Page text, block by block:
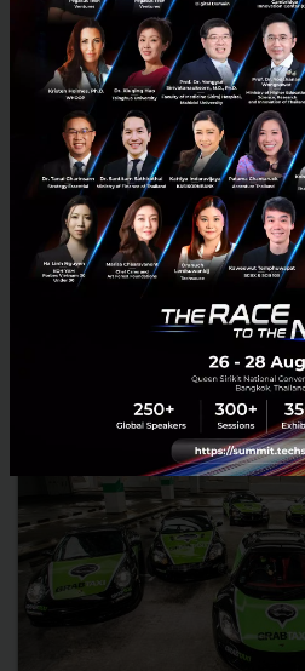
Software Park ขอเชิญชวนเข้าร่
Geek So Good
“โครงการรณรงค์ขับเคลื่อนการสร้างพล
หรือ “Active Citizen” ของ สำนักงานก
ภาพ (สสส.) คือโครงการที่มุ่งเน้นเปลี่ยนค
ตุลาคม 12, 2015| ByTechsauce Team
Software